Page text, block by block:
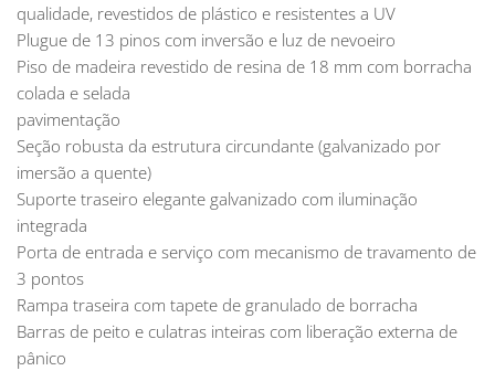
qualidade, revestidos de plástico e resistentes a UV
Plugue de 13 pinos com inversão e luz de nevoeiro
Piso de madeira revestido de resina de 18 mm com borracha
colada e selada
pavimentação
Seção robusta da estrutura circundante (galvanizado por
imersão a quente)
Suporte traseiro elegante galvanizado com iluminação
integrada
Porta de entrada e serviço com mecanismo de travamento de
3 pontos
Rampa traseira com tapete de granulado de borracha
Barras de peito e culatras inteiras com liberação externa de
pânico